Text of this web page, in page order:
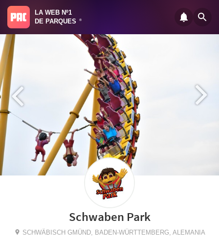
LA WEB Nº1
DE PARQUES
®
Schwaben Park
SCHWÄBISCH GMÜND, BADEN-WÜRTTEMBERG, ALEMANIA